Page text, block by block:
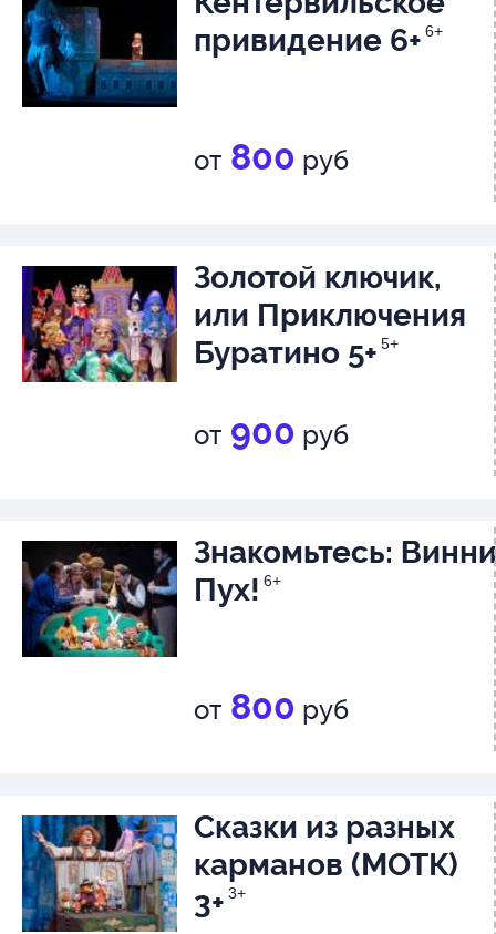
привидение 6+ 6+
от 800 руб
Золотой ключик,
или Приключения
Буратино 5+ 5+
от 900 руб
Знакомьтесь: Винни
Пух! 6+
от 800 руб
Сказки из разных
карманов (МОТК)
3+ 3+